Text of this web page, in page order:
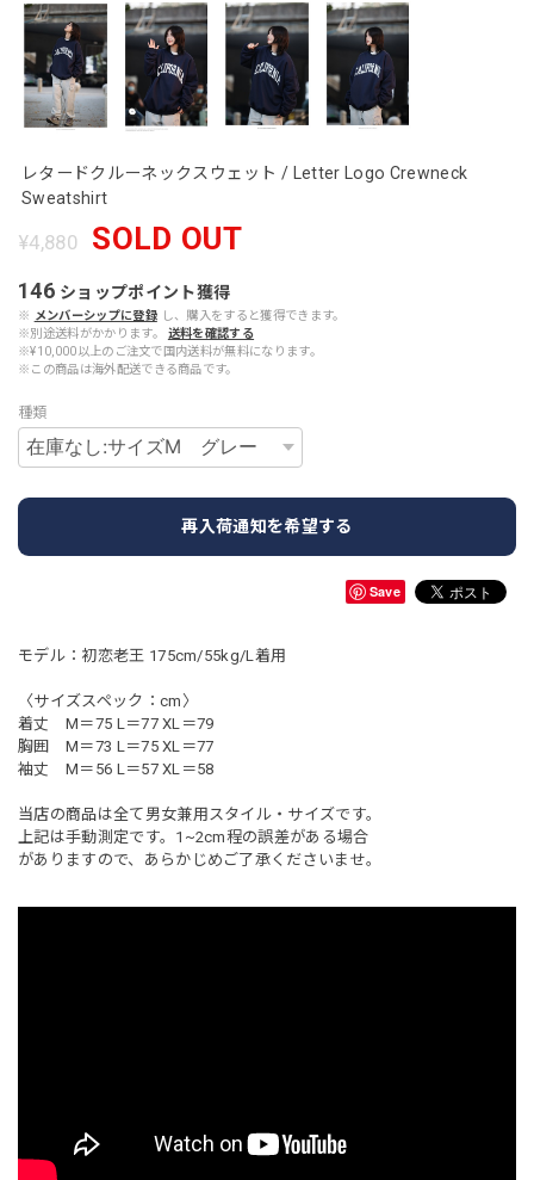
レタードクルーネックスウェット / Letter Logo Crewneck
Sweatshirt
¥4,880 SOLD OUT
146 ショップポイント獲得
※ メンバーシップに登録 し、購入をすると獲得できます。
※別途送料がかかります。
送料を確認する
※¥10,000以上のご注文で国内送料が無料になります。
※この商品は海外配送できる商品です。
種類
再入荷通知を希望する
Save
モデル：初恋老王 175cm/55kg/L着用
〈サイズスペック：cm〉
着丈 M＝75 L＝77 XL＝79
胸囲 M＝73 L＝75 XL＝77
袖丈 M＝56 L＝57 XL＝58
当店の商品は全て男女兼用スタイル・サイズです。
上記は手動測定です。1~2cm程の誤差がある場合
がありますので、あらかじめご了承くださいませ。